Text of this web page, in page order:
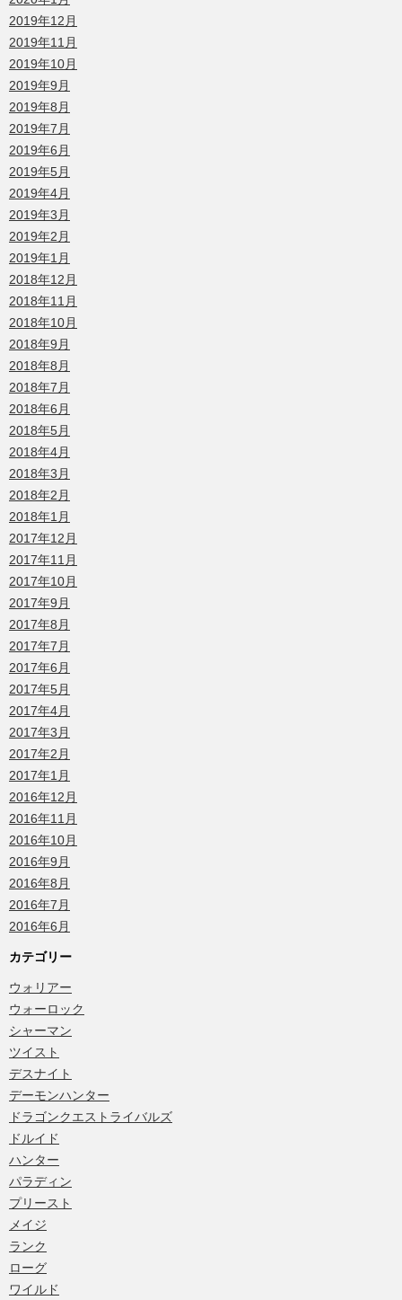
2019年12月
2019年11月
2019年10月
2019年9月
2019年8月
2019年7月
2019年6月
2019年5月
2019年4月
2019年3月
2019年2月
2019年1月
2018年12月
2018年11月
2018年10月
2018年9月
2018年8月
2018年7月
2018年6月
2018年5月
2018年4月
2018年3月
2018年2月
2018年1月
2017年12月
2017年11月
2017年10月
2017年9月
2017年8月
2017年7月
2017年6月
2017年5月
2017年4月
2017年3月
2017年2月
2017年1月
2016年12月
2016年11月
2016年10月
2016年9月
2016年8月
2016年7月
2016年6月
カテゴリー
ウォリアー
ウォーロック
シャーマン
ツイスト
デスナイト
デーモンハンター
ドラゴンクエストライバルズ
ドルイド
ハンター
パラディン
プリースト
メイジ
ランク
ローグ
ワイルド